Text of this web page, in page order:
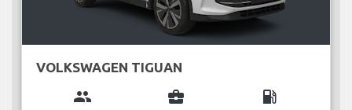
VOLKSWAGEN TIGUAN
group business_center local_gas_station